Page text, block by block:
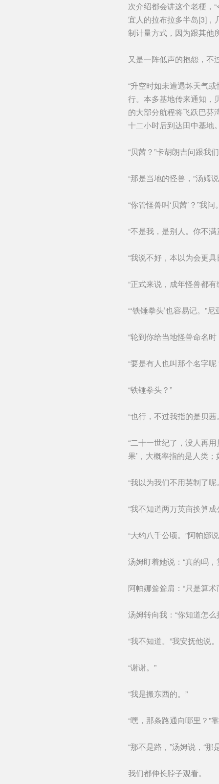
次介绍都会讲这个老梗，
宜人的拉布拉多半岛[3]
制计量方式，因为跟其他
又是一阵低声的抱怨，不
“升空时如未遭遇坏天气
行。本多基地传来通知，
的大部分航程将飞跃巴芬
十二小时后到达田中基地
“贝茜？”卡胡朗吉问跟我
“那是当地的怪兽，”汤姆
“你管怪兽叫‘贝茜’？”我问
“不是我，是别人。你不满
“我说不好，本以为会更
“正式来说，成年怪兽都
“‘铁锤拳头’也容易记。”
“轮到你给当地怪兽命名
“要是有人也叫那个名字
“铁锤拳头？”
“也行，不过我指的是贝茜
“二十一世纪了，没人再
果’，大概率指的是人类
“我以为我们不用英制了
“我不知道两万英亩换算
“大约八千公顷。”阿帕娜
汤姆盯着她说：“真的吗，
阿帕娜耸耸肩：“只是算术
汤姆转向我：“你知道怎么
“我不知道。”我安抚他说。
“谢谢。”
“我是搬东西的。”
“嘿，那条路通向哪里？”
“那不是路，”汤姆说，“
我们都伸长脖子观看。